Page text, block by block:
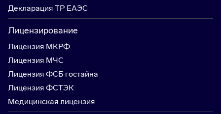
Декларация ТР ЕАЭС
Лицензирование
Лицензия МКРФ
Лицензия МЧС
Лицензия ФСБ гостайна
Лицензия ФСТЭК
Медицинская лицензия